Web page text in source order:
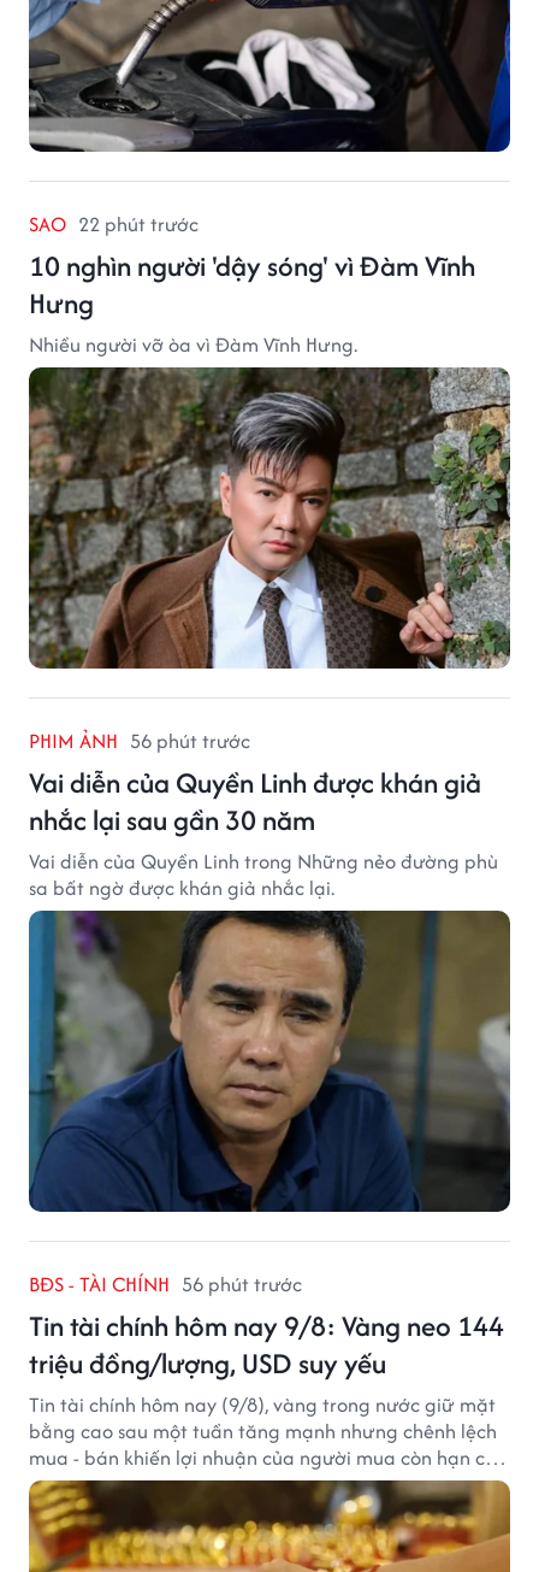
SAO 22 phút trước
10 nghìn người 'dậy sóng' vì Đàm Vĩnh
Hưng
Nhiều người vỡ òa vì Đàm Vĩnh Hưng.
PHIM ẢNH 56 phút trước
Vai diễn của Quyền Linh được khán giả
nhắc lại sau gần 30 năm
Vai diễn của Quyền Linh trong Những nẻo đường phù
sa bất ngờ được khán giả nhắc lại.
BĐS - TÀI CHÍNH 56 phút trước
Tin tài chính hôm nay 9/8: Vàng neo 144
triệu đồng/lượng, USD suy yếu
Tin tài chính hôm nay (9/8), vàng trong nước giữ mặt
bằng cao sau một tuần tăng mạnh nhưng chênh lệch
mua - bán khiến lợi nhuận của người mua còn hạn chế,
trong khi USD chịu sức ép sau dữ liệu việc làm Mỹ gây
thất vọng.